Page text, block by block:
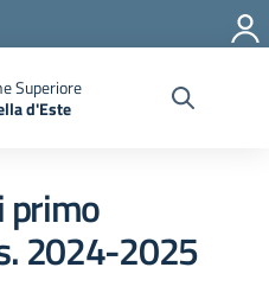
Superiore
d'Este
primo
2024-2025